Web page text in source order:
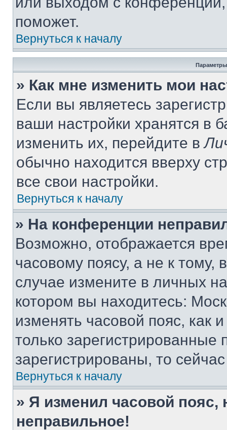
поможет.
Вернуться к началу
Параметры
» Как мне изменить мои
Если вы являетесь
ваши настройки хранятся в
изменить их, перейдите в
обычно находится вверху
все свои настройки.
Вернуться к началу
» На конференции
Возможно, отображается
часовому поясу, а не к тому,
случае измените в личных
котором вы находитесь:
изменять часовой пояс, как
только
зарегистрированы, то
Вернуться к началу
» Я изменил часовой пояс,
неправильное!